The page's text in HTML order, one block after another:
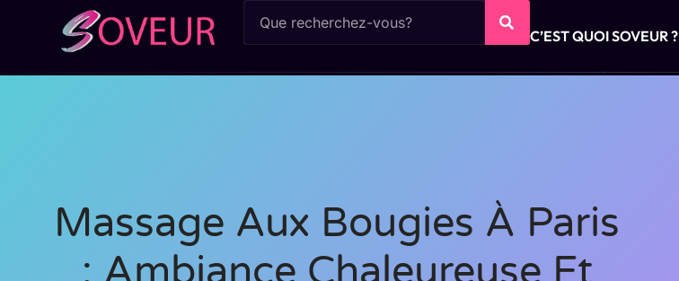
C’EST QUOI SOVEUR ?
Massage Aux Bougies À Paris